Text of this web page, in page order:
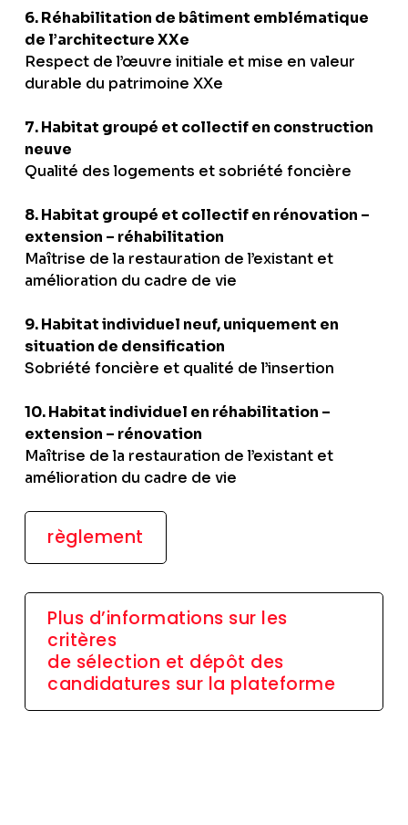
6. Réhabilitation de bâtiment emblématique
de l’architecture XXe
Respect de l’œuvre initiale et mise en valeur
durable du patrimoine XXe
7. Habitat groupé et collectif en construction
neuve
Qualité des logements et sobriété foncière
8. Habitat groupé et collectif en rénovation –
extension – réhabilitation
Maîtrise de la restauration de l’existant et
amélioration du cadre de vie
9. Habitat individuel neuf, uniquement en
situation de densification
Sobriété foncière et qualité de l’insertion
10. Habitat individuel en réhabilitation –
extension – rénovation
Maîtrise de la restauration de l’existant et
amélioration du cadre de vie
règlement
Plus d’informations sur les
critères
de sélection et dépôt des
candidatures sur la plateforme